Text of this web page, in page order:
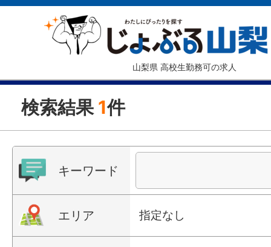
山梨県 高校生勤務可の求人
検索結果 1件
キーワード
エリア 指定なし